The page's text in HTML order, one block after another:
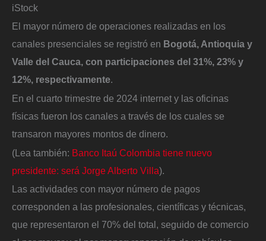
iStock
El mayor número de operaciones realizadas en los
canales presenciales se registró en Bogotá, Antioquia y
Valle del Cauca, con participaciones del 31%, 23% y
12%, respectivamente.
En el cuarto trimestre de 2024 internet y las oficinas
físicas fueron los canales a través de los cuales se
transaron mayores montos de dinero.
(Lea también: Banco Itaú Colombia tiene nuevo
presidente: será Jorge Alberto Villa).
Las actividades con mayor número de pagos
corresponden a las profesionales, científicas y técnicas,
que representaron el 70% del total, seguido de comercio